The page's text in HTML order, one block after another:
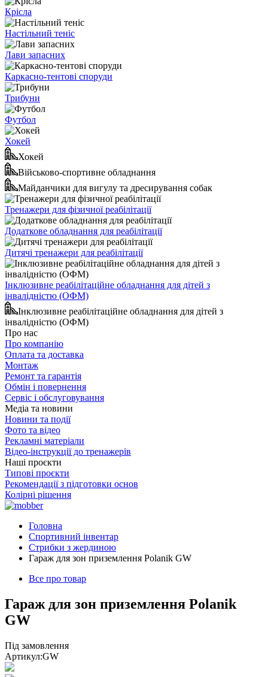
Крісла
Настільний теніс
Лави запасних
Каркасно-тентові споруди
Трибуни
Футбол
Хокей
Хокей
Військово-спортивне обладнання
Майданчики для вигулу та дресирування собак
Тренажери для фізичної реабілітації
Додаткове обладнання для реабілітації
Дитячі тренажери для реабілітації
Інклюзивне реабілітаційне обладнання для дітей з
інвалідністю (ОФМ)
Інклюзивне реабілітаційне обладнання для дітей з
інвалідністю (ОФМ)
Про нас
Про компанію
Оплата та доставка
Монтаж
Ремонт та гарантія
Обмін і повернення
Сервіс і обслуговування
Медіа та новини
Новини та події
Фото та відео
Рекламні матеріали
Відео-інструкції до тренажерів
Наші проєкти
Типові проєкти
Рекомендації з підготовки основ
Колірні рішення
Головна
Спортивний інвентар
Стрибки з жердиною
Гараж для зон приземлення Polanik GW
Все про товар
Гараж для зон приземлення Polanik
GW
Під замовлення
Артикул:GW